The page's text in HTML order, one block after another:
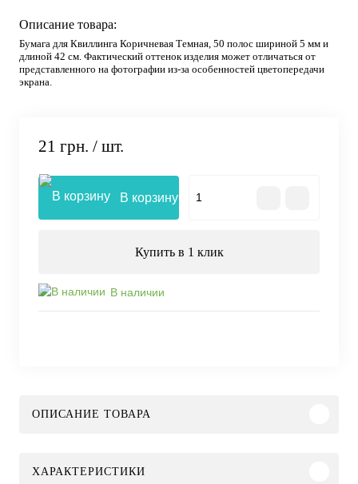
Описание товара:
Бумага для Квиллинга Коричневая Темная, 50 полос шириной 5 мм и
длиной 42 см. Фактический оттенок изделия может отличаться от
представленного на фотографии из-за особенностей цветопередачи
экрана.
21 грн. / шт.
В корзину
Купить в 1 клик
В наличии
ОПИСАНИЕ ТОВАРА
ХАРАКТЕРИСТИКИ